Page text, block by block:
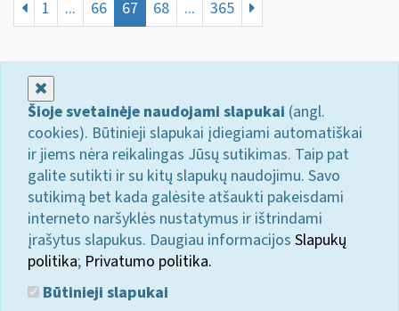
1 ... 66 67 68 ... 365
Šioje svetainėje naudojami slapukai (angl.
cookies). Būtinieji slapukai įdiegiami automatiškai
ir jiems nėra reikalingas Jūsų sutikimas. Taip pat
galite sutikti ir su kitų slapukų naudojimu. Savo
sutikimą bet kada galėsite atšaukti pakeisdami
interneto naršyklės nustatymus ir ištrindami
įrašytus slapukus. Daugiau informacijos Slapukų
politika; Privatumo politika.
Būtinieji slapukai